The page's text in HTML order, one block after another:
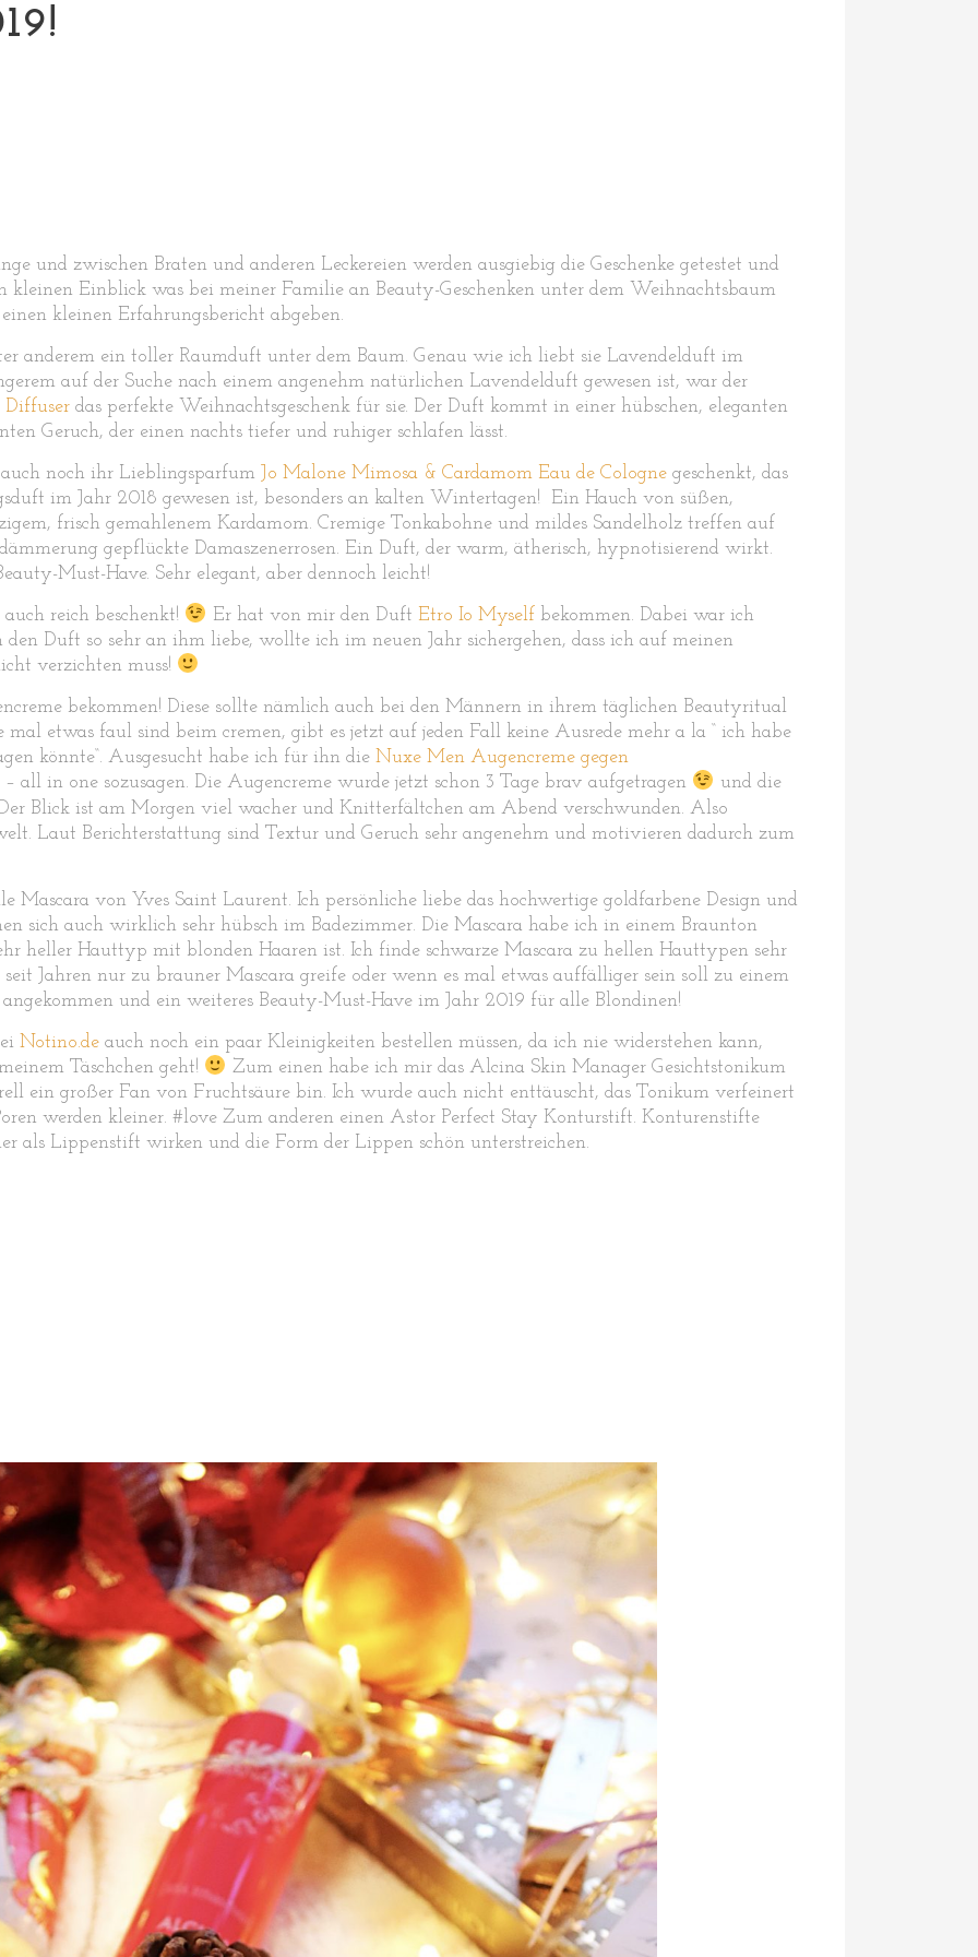
und zwischen Braten und anderen Leckereien werden ausgiebig die Geschenke getestet und
kleinen Einblick was bei meiner Familie an Beauty-Geschenken unter dem Weihnachtsbaum
kleinen Erfahrungsbericht abgeben.
anderem ein toller Raumduft unter dem Baum. Genau wie ich liebt sie Lavendelduft im
auf der Suche nach einem angenehm natürlichen Lavendelduft gewesen ist, war der
Diffuser das perfekte Weihnachtsgeschenk für sie. Der Duft kommt in einer hübschen, eleganten
Geruch, der einen nachts tiefer und ruhiger schlafen lässt.
noch ihr Lieblingsparfum Jo Malone Mimosa & Cardamom Eau de Cologne geschenkt, das
im Jahr 2018 gewesen ist, besonders an kalten Wintertagen! Ein Hauch von süßen,
frisch gemahlenem Kardamom. Cremige Tonkabohne und mildes Sandelholz treffen auf
gepflückte Damaszenerrosen. Ein Duft, der warm, ätherisch, hypnotisierend wirkt.
Must-Have. Sehr elegant, aber dennoch leicht!
reich beschenkt! Er hat von mir den Duft Etro Io Myself bekommen. Dabei war ich
Duft so sehr an ihm liebe, wollte ich im neuen Jahr sichergehen, dass ich auf meinen
verzichten muss!
bekommen! Diese sollte nämlich auch bei den Männern in ihrem täglichen Beautyritual
etwas faul sind beim cremen, gibt es jetzt auf jeden Fall keine Ausrede mehr a la “ ich habe
könnte“. Ausgesucht habe ich für ihn die Nuxe Men Augencreme gegen
– all in one sozusagen. Die Augencreme wurde jetzt schon 3 Tage brav aufgetragen
und die
Der Blick ist am Morgen viel wacher und Knitterfältchen am Abend verschwunden. Also
Laut Berichterstattung sind Textur und Geruch sehr angenehm und motivieren dadurch zum
Mascara von Yves Saint Laurent. Ich persönliche liebe das hochwertige goldfarbene Design und
sich auch wirklich sehr hübsch im Badezimmer. Die Mascara habe ich in einem Braunton
heller Hauttyp mit blonden Haaren ist. Ich finde schwarze Mascara zu hellen Hauttypen sehr
Jahren nur zu brauner Mascara greife oder wenn es mal etwas auffälliger sein soll zu einem
und ein weiteres Beauty-Must-Have im Jahr 2019 für alle Blondinen!
Notino.de auch noch ein paar Kleinigkeiten bestellen müssen, da ich nie widerstehen kann,
Täschchen geht!
Zum einen habe ich mir das Alcina Skin Manager Gesichtstonikum
ein großer Fan von Fruchtsäure bin. Ich wurde auch nicht enttäuscht, das Tonikum verfeinert
werden kleiner. #love Zum anderen einen Astor Perfect Stay Konturstift. Konturenstifte
als Lippenstift wirken und die Form der Lippen schön unterstreichen.